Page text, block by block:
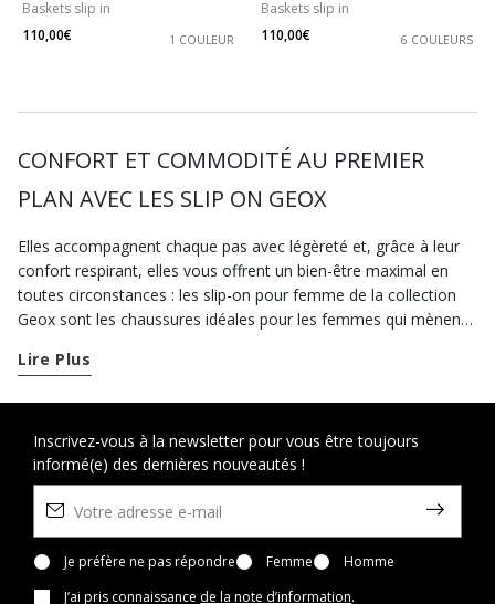
Baskets slip in
110,00€
1 COULEUR
Baskets slip in
110,00€
6 COULEURS
CONFORT ET COMMODITÉ AU PREMIER
PLAN AVEC LES SLIP ON GEOX
Elles accompagnent chaque pas avec légèreté et, grâce à leur
confort respirant, elles vous offrent un bien-être maximal en
toutes circonstances : les slip-on pour femme de la collection
Geox sont les chaussures idéales pour les femmes qui mènent
modèles à reflets métallisés qui font briller votre look : les
les porter aussi bien en hiver qu’à la mi-saison. En outre, vous
pouvez également choisir une paire de nos très légères
chaussures slip-on d’été pour affronter les mois les plus chauds
maximal, vous pouvez miser sur les modèles de la gamme
technologique Respira™. Réalisées en cuir embossé, en daim ou
en cuir nappa souple, ces sneakers slip-on pour femme sont
Lire Plus
Inscrivez-vous à la newsletter pour vous être toujours
informé(e) des dernières nouveautés !
Je préfère ne pas répondre Femme
Homme
J’ai pris connaissance de la note d’information.